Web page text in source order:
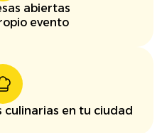
abiertas
evento
culinarias en tu ciudad